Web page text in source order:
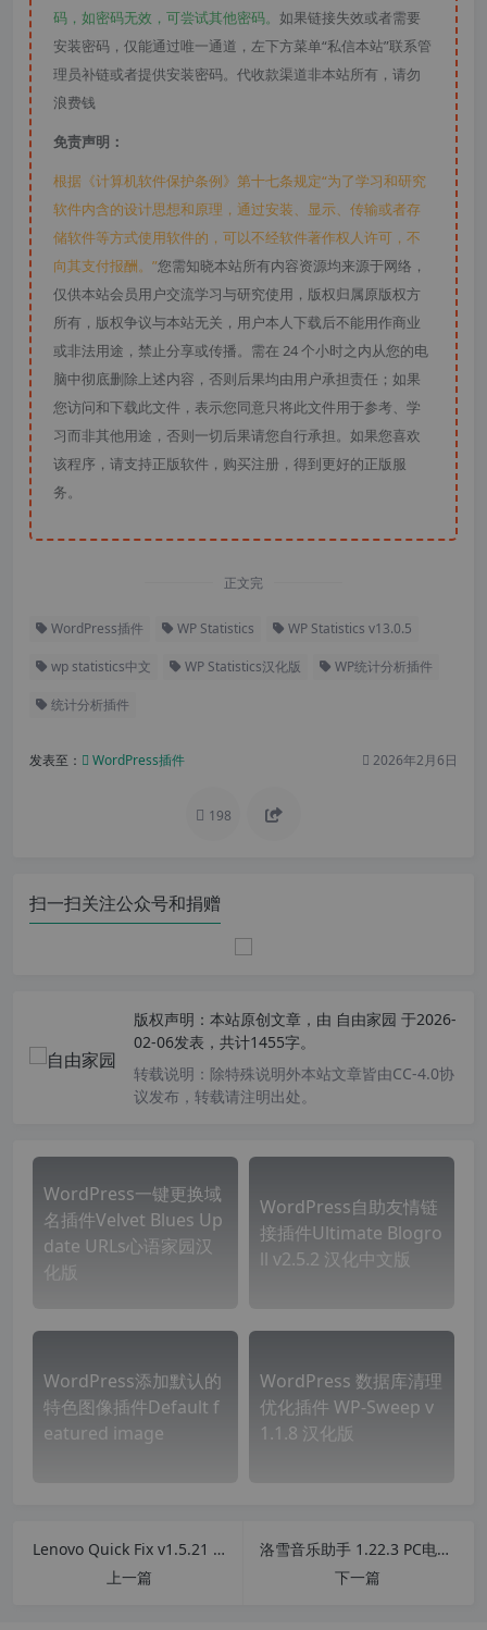
码，如密码无效，可尝试其他密码。 如果链接失效或者需要
安装密码，仅能通过唯一通道，左下方菜单“私信本站”联系管
理员补链或者提供安装密码。代收款渠道非本站所有，请勿
浪费钱
免责声明：
根据《计算机软件保护条例》第十七条规定“为了学习和研究
软件内含的设计思想和原理，通过安装、显示、传输或者存
储软件等方式使用软件的，可以不经软件著作权人许可，不
向其支付报酬。”您需知晓本站所有内容资源均来源于网络，
仅供本站会员用户交流学习与研究使用，版权归属原版权方
所有，版权争议与本站无关，用户本人下载后不能用作商业
或非法用途，禁止分享或传播。需在 24 个小时之内从您的电
脑中彻底删除上述内容，否则后果均由用户承担责任；如果
您访问和下载此文件，表示您同意只将此文件用于参考、学
习而非其他用途，否则一切后果请您自行承担。如果您喜欢
该程序，请支持正版软件，购买注册，得到更好的正版服
务。
正文完
WordPress插件 WP Statistics WP Statistics v13.0.5
wp statistics中文 WP Statistics汉化版 WP统计分析插件
统计分析插件
发表至： WordPress插件 2026年2月6日
198
扫一扫关注公众号和捐赠
版权声明： 本站原创文章，由 自由家园 于2026-
02-06发表，共计1455字。
转载说明： 除特殊说明外本站文章皆由CC-4.0协
议发布，转载请注明出处。
WordPress一键更换域
名插件Velvet Blues Up
date URLs心语家园汉
化版
WordPress自助友情链
接插件Ultimate Blogro
ll v2.5.2 汉化中文版
WordPress添加默认的
特色图像插件Default f
eatured image
WordPress 数据库清理
优化插件 WP-Sweep v
1.1.8 汉化版
Lenovo Quick Fix v1.5.21 联想工程师电脑故障修复工具包 工程师版
上一篇
洛雪音乐助手 1.22.3 PC电脑版 全网音乐免费下载神器 有了他听音乐下载均是VIP
下一篇